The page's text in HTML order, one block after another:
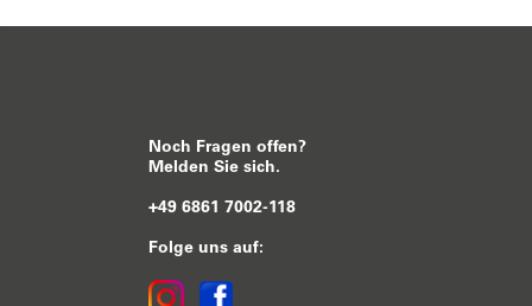
Noch Fragen offen?
Melden Sie sich.
+49 6861 7002-118
Folge uns auf: